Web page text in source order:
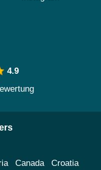
4.9
Canada Croatia